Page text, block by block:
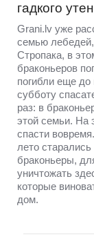
гадкого
Grani.lv уже
семью
Стропака, в
браконьеров
погибли еще
субботу
раз: в
этой семьи. На
спасти
лето
браконьеры,
уничтожать
которые
дом.